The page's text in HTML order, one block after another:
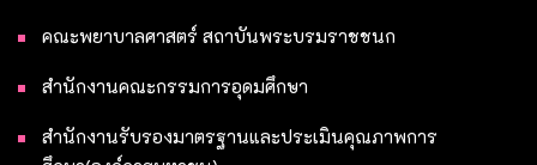
คณะพยาบาลศาสตร์ สถาบันพระบรมราชชนก
สำนักงานคณะกรรมการอุดมศึกษา
สำนักงานรับรองมาตรฐานและประเมินคุณภาพการ